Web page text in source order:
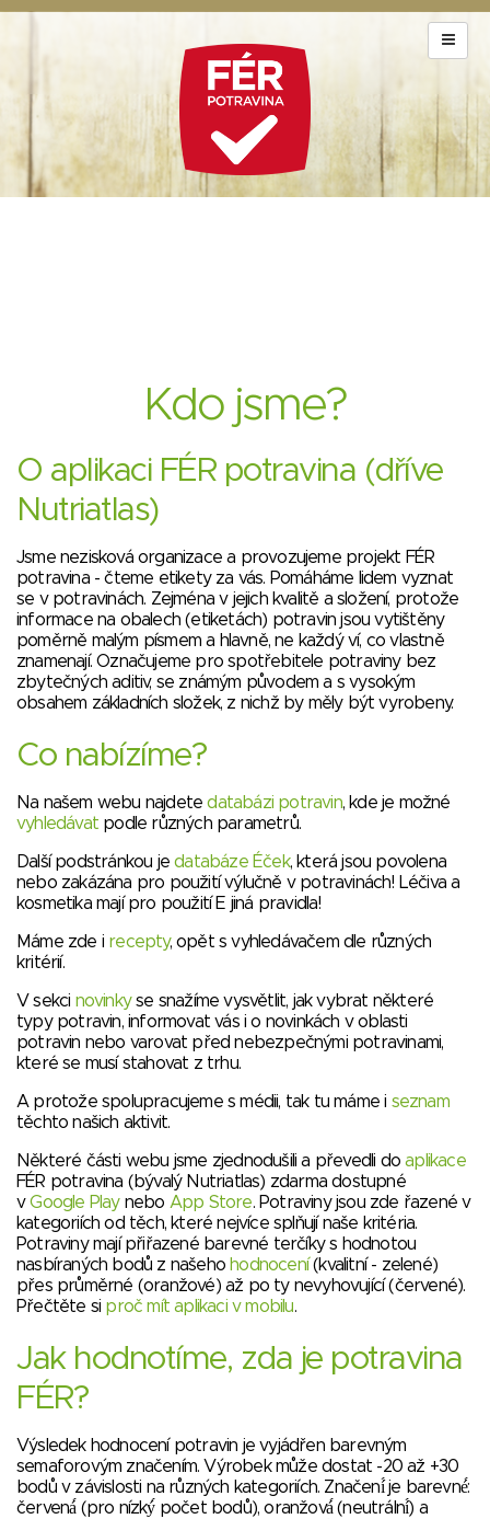
Kdo jsme?
O aplikaci FÉR potravina (dříve
Nutriatlas)
Jsme nezisková organizace a provozujeme projekt FÉR
potravina - čteme etikety za vás. Pomáháme lidem vyznat
se v potravinách. Zejména v jejich kvalitě a složení, protože
informace na obalech (etiketách) potravin jsou vytištěny
poměrně malým písmem a hlavně, ne každý ví, co vlastně
znamenají. Označujeme pro spotřebitele potraviny bez
zbytečných aditiv, se známým původem a s vysokým
obsahem základních složek, z nichž by měly být vyrobeny.
Co nabízíme?
Na našem webu najdetedatabázi potravin, kde je možné
vyhledávat podle různých parametrů.
Další podstránkou jedatabáze Éček, která jsou povolena
nebo zakázána pro použití výlučně v potravinách! Léčiva a
kosmetika mají pro použití E jiná pravidla!
Máme zde i recepty, opět s vyhledávačem dle různých
kritérií.
V sekci novinkyse snažíme vysvětlit, jak vybrat některé
typy potravin, informovat vás i o novinkách v oblasti
potravin nebo varovat před nebezpečnými potravinami,
které se musí stahovat z trhu.
A protože spolupracujeme s médii, tak tu máme i seznam
těchto našich aktivit.
Některé části webu jsme zjednodušili a převedli doaplikace
FÉR potravina (bývalý Nutriatlas) zdarma dostupné
vGoogle Playnebo App Store. Potraviny jsou zde řazené v
kategoriích od těch, které nejvíce splňují naše kritéria.
Potraviny mají přiřazené barevné terčíky s hodnotou
nasbíraných bodů z našeho hodnocení(kvalitní - zelené)
přes průměrné (oranžové) až po ty nevyhovující (červené).
Přečtěte si proč mít aplikaci v mobilu.
Jak hodnotíme, zda je potravina
FÉR?
Výsledek hodnocení potravin je vyjádřen barevným
semaforovým značením. Výrobek může dostat -20 až +30
bodů v závislosti na různých kategoriích. Značení́ je barevné́:
červená́ (pro nízký́ počet bodů), oranžová́ (neutrální́) a